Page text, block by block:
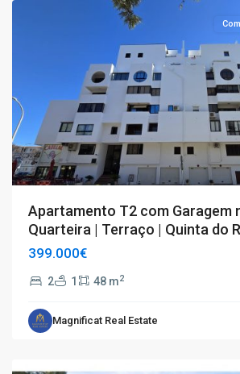
Apartamento T2 com Garagem
Quarteira | Terraço | Quinta do
399.000€
2 1 48 m2
Magnificat Real Estate